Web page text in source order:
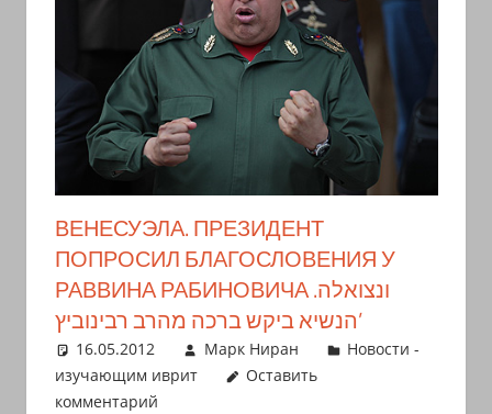
арамейском.
Поговорки
пословицы
транскрипцией
иврите
арамейском.
Кулинарные
ВЕНЕСУЭЛА. ПРЕЗИДЕНТ
ПОПРОСИЛ БЛАГОСЛОВЕНИЯ У
РАВВИНА РАБИНОВИЧА ונצואלה.
הנשיא ביקש ברכה מהרב רבינוביץ’
16.05.2012 Марк Ниран
Новости -
изучающим иврит
Оставить
комментарий